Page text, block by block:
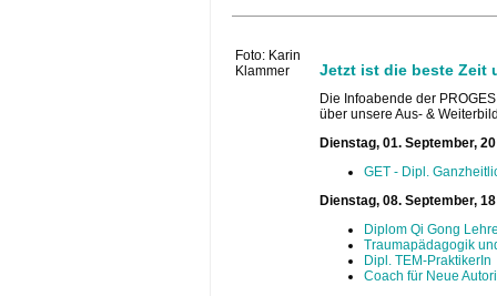
Foto: Karin
Klammer
Jetzt ist die beste Zeit
Die Infoabende der
über unsere Aus- &
Dienstag, 01. September,
GET - Dipl.
Dienstag, 08. September,
Diplom Qi Gong
Traumapädagogik
Dipl. TEM-PraktikerIn
Coach für Neue